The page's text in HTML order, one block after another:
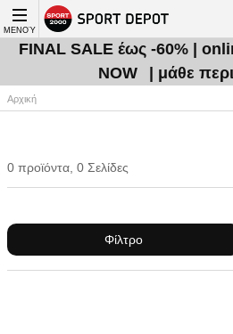
ΜΕΝΟΎ
FINAL SALE έως -60% |
NOW
| μάθε
Αρχική
0 προϊόντα, 0 Σελίδες
Φίλτρο